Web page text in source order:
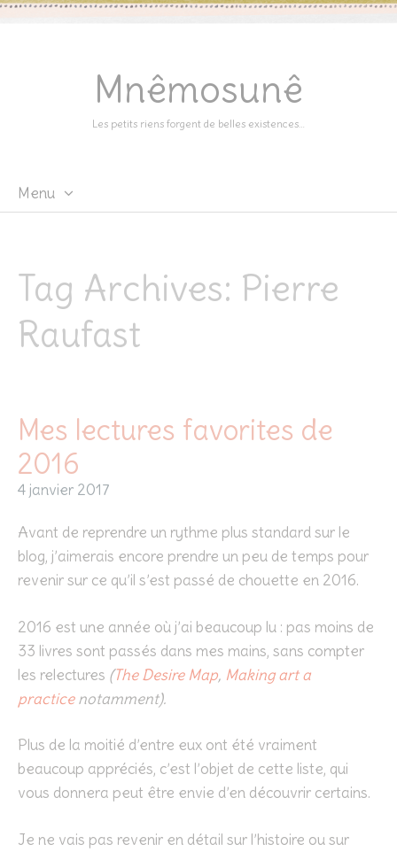
Mnêmosunê
Les petits riens forgent de belles existences…
Menu
Tag Archives: Pierre
Raufast
Mes lectures favorites de
2016
4 janvier 2017
Avant de reprendre un rythme plus standard sur le
blog, j’aimerais encore prendre un peu de temps pour
revenir sur ce qu’il s’est passé de chouette en 2016.
2016 est une année où j’ai beaucoup lu : pas moins de
33 livres sont passés dans mes mains, sans compter
les relectures (The Desire Map, Making art a
practicenotamment).
Plus de la moitié d’entre eux ont été vraiment
beaucoup appréciés, c’est l’objet de cette liste, qui
vous donnera peut être envie d’en découvrir certains.
Je ne vais pas revenir en détail sur l’histoire ou sur